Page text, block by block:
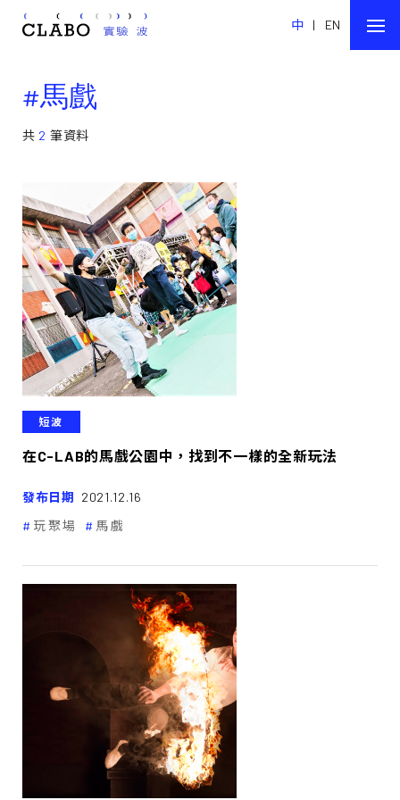
中 | EN
#馬戲
共 2 筆資料
短波
在C-LAB的馬戲公園中，找到不一樣的全新玩法
發布日期 2021.12.16
玩聚場
馬戲